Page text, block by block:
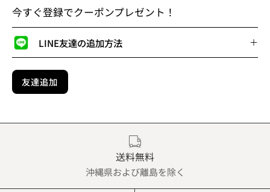
今すぐ登録でクーポンプレゼント！
LINE友達の追加方法
友達追加
送料無料
沖縄県および離島を除く